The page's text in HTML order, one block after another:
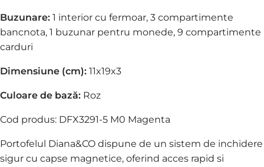
Buzunare: 1 interior cu fermoar, 3 compartimente
bancnota, 1 buzunar pentru monede, 9 compartimente
carduri
Dimensiune (cm): 11x19x3
Culoare de bază: Roz
Cod produs: DFX3291-5 M0 Magenta
Portofelul Diana&CO dispune de un sistem de inchidere
sigur cu capse magnetice, oferind acces rapid si